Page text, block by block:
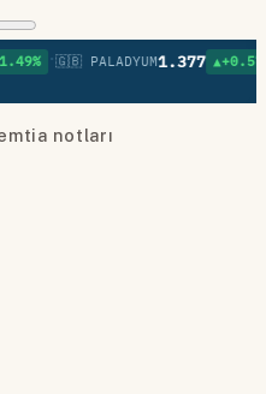
1.377 ▲+0.57% •🇬🇧
notları